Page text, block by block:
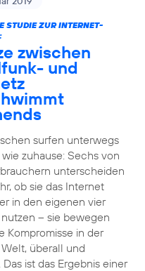
STUDIE ZUR INTERNET-
zwischen
und
surfen unterwegs
zuhause: Sechs von
unterscheiden
ob sie das Internet
in den eigenen vier
– sie bewegen
Kompromisse in der
überall und
Das ist das Ergebnis einer